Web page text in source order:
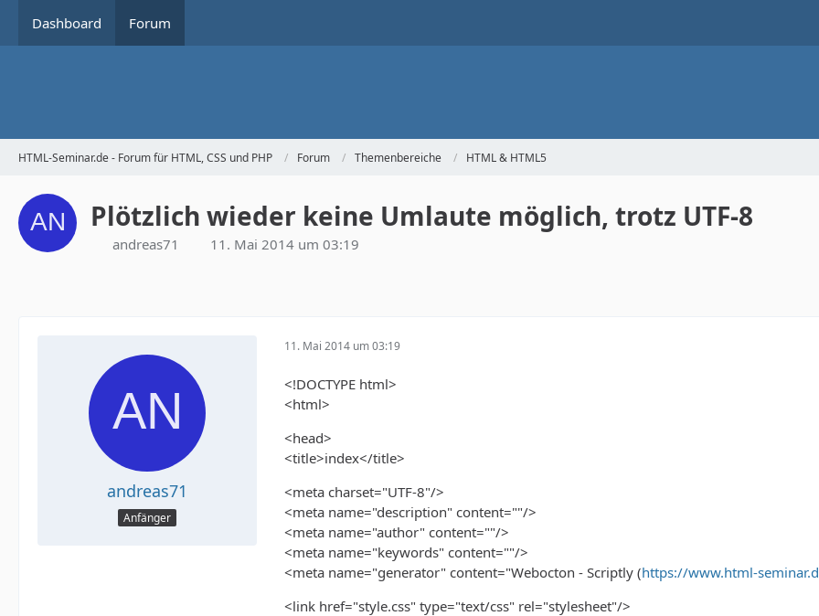
Dashboard Forum
HTML-Seminar.de - Forum für HTML, CSS und PHP Forum Themenbereiche HTML & HTML5
Plötzlich wieder keine Umlaute möglich, trotz UTF-8
andreas71 11. Mai 2014 um 03:19
andreas71
Anfänger
11. Mai 2014 um 03:19
<!DOCTYPE html>
<html>
<head>
<title>index</title>
<meta charset="UTF-8"/>
<meta name="description" content=""/>
<meta name="author" content=""/>
<meta name="keywords" content=""/>
<meta name="generator" content="Webocton - Scriptly (https://www.html-
<link href="style.css" type="text/css" rel="stylesheet"/>